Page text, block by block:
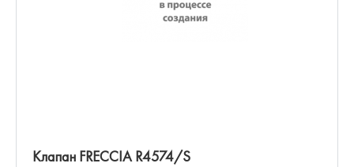
Клапан FRECCIA R4574/S